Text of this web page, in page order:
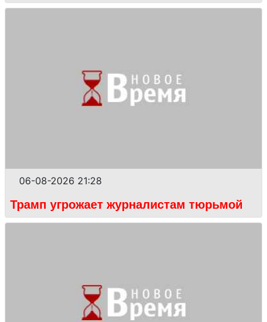
06-08-2026 21:28
Трамп угрожает журналистам тюрьмой